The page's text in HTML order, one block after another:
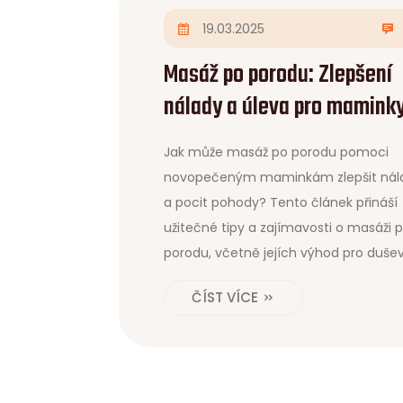
19.03.2025
Masáž po porodu: Zlepšení
nálady a úleva pro
Jak může masáž po porodu pomoci
novopečeným maminkám zlepšit
a pocit pohody? Tento článek přináší
užitečné tipy a zajímavosti o masáži
porodu, včetně jejích výhod pro
jak se mohou pomocí jednoduchých
ČÍST VÍCE